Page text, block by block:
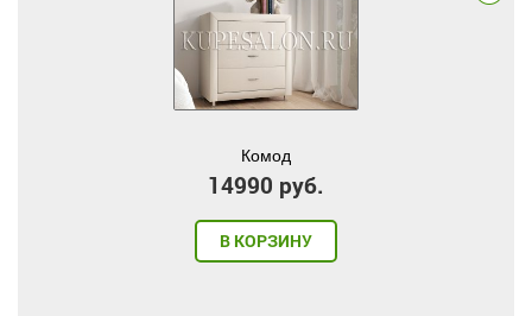
Комод
14990 руб.
В КОРЗИНУ